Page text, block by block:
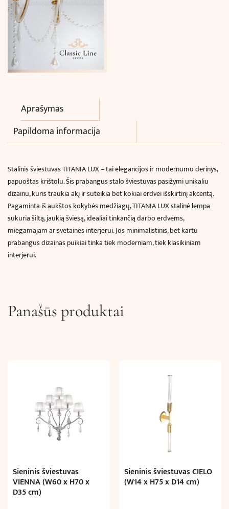
Aprašymas
Papildoma informacija
Stalinis šviestuvas TITANIA LUX – tai elegancijos ir modernumo derinys,
papuoštas krištolu. Šis prabangus stalo šviestuvas pasižymi unikaliu
dizainu, kuris traukia akį ir suteikia bet kokiai erdvei išskirtinį akcentą.
Pagaminta iš aukštos kokybės medžiagų, TITANIA LUX stalinė lempa
sukuria šiltą, jaukią šviesą, idealiai tinkančią darbo erdvėms,
miegamajam ar svetainės interjerui. Jos minimalistinis, bet kartu
prabangus dizainas puikiai tinka tiek moderniam, tiek klasikiniam
interjerui.
Panašūs produktai
Sieninis šviestuvas
VIENNA (W60 x H70 x
D35 cm)
Sieninis šviestuvas CIELO
(W14 x H75 x D14 cm)